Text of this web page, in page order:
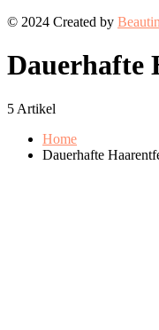
© 2024 Created by
Dauerhafte
5 Artikel
Home
Dauerhafte